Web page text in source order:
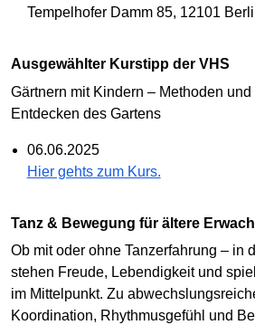
Tempelhofer Damm 85, 12101
Ausgewählter Kurstipp der VHS
Gärtnern mit Kindern – Methoden
Entdecken des Gartens
06.06.2025
Hier gehts zum Kurs.
Tanz & Bewegung für ältere
Ob mit oder ohne Tanzerfahrung – in
stehen Freude, Lebendigkeit und
im Mittelpunkt. Zu
Koordination, Rhythmusgefühl und